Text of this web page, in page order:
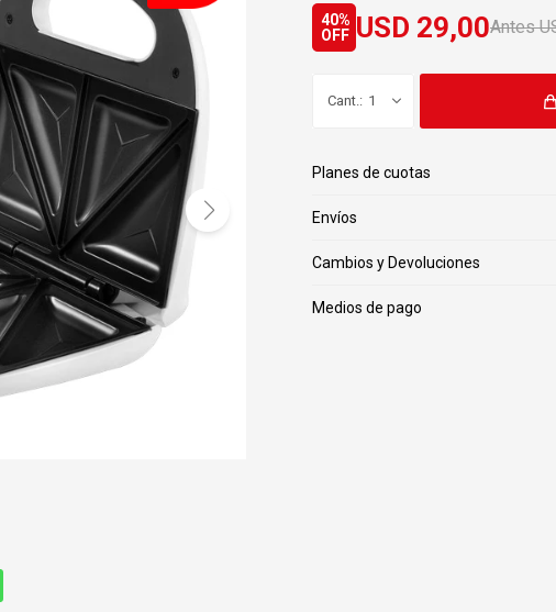
USD 29,00
40
1
Planes de cuotas
Envíos
Cambios y Devoluciones
Medios de pago